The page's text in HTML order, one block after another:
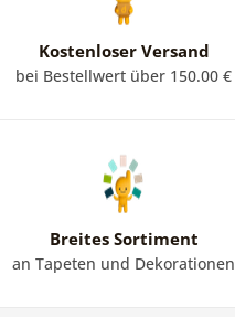
Kostenloser Versand
bei Bestellwert über 150.00 €
Breites Sortiment
an Tapeten und Dekorationen